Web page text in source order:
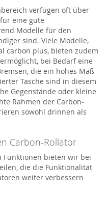
verfügen oft über
eine gute
Modelle für den
sind. Viele Modelle,
carbon plus, bieten zudem
bei Bedarf eine
die ein hohes Maß
Tasche sind in diesem
Gegenstände oder kleine
Rahmen der Carbon-
sowohl drinnen als
Carbon-Rollator
Funktionen bieten wir bei
die die Funktionalität
weiter verbessern